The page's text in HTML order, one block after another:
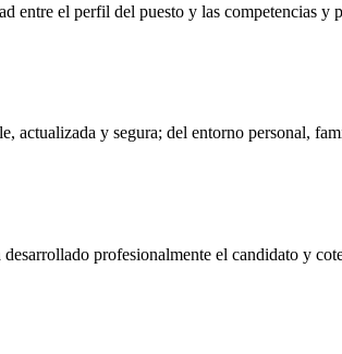
entre el perfil del puesto y las competencias y
y segura; del entorno personal,
profesionalmente el candidato y